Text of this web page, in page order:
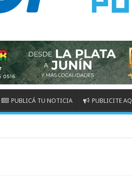
PUBLICÁ TU NOTICIA PUBLICITE